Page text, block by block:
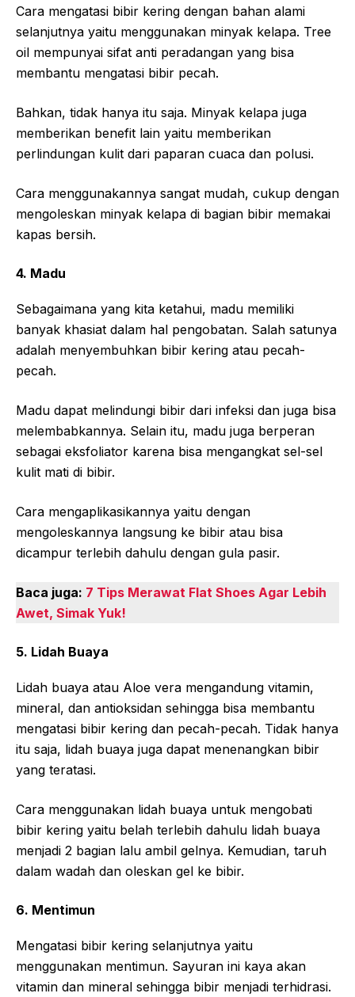
Cara mengatasi bibir kering dengan bahan alami
selanjutnya yaitu menggunakan minyak kelapa. Tree
oil mempunyai sifat anti peradangan yang bisa
membantu mengatasi bibir pecah.
Bahkan, tidak hanya itu saja. Minyak kelapa juga
memberikan benefit lain yaitu memberikan
perlindungan kulit dari paparan cuaca dan polusi.
Cara menggunakannya sangat mudah, cukup dengan
mengoleskan minyak kelapa di bagian bibir memakai
kapas bersih.
4. Madu
Sebagaimana yang kita ketahui, madu memiliki
banyak khasiat dalam hal pengobatan. Salah satunya
adalah menyembuhkan bibir kering atau pecah-
pecah.
Madu dapat melindungi bibir dari infeksi dan juga bisa
melembabkannya. Selain itu, madu juga berperan
sebagai eksfoliator karena bisa mengangkat sel-sel
kulit mati di bibir.
Cara mengaplikasikannya yaitu dengan
mengoleskannya langsung ke bibir atau bisa
dicampur terlebih dahulu dengan gula pasir.
Baca juga: 7 Tips Merawat Flat Shoes Agar Lebih
Awet, Simak Yuk!
5. Lidah Buaya
Lidah buaya atau Aloe vera mengandung vitamin,
mineral, dan antioksidan sehingga bisa membantu
mengatasi bibir kering dan pecah-pecah. Tidak hanya
itu saja, lidah buaya juga dapat menenangkan bibir
yang teratasi.
Cara menggunakan lidah buaya untuk mengobati
bibir kering yaitu belah terlebih dahulu lidah buaya
menjadi 2 bagian lalu ambil gelnya. Kemudian, taruh
dalam wadah dan oleskan gel ke bibir.
6. Mentimun
Mengatasi bibir kering selanjutnya yaitu
menggunakan mentimun. Sayuran ini kaya akan
vitamin dan mineral sehingga bibir menjadi terhidrasi.